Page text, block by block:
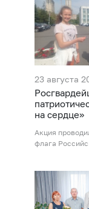
23 августа
на сердце»
Акция
флага